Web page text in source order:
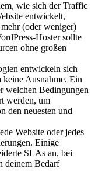
wie sich der Traffic
entwickelt,
(oder weniger)
Hoster sollte
ohne großen
entwickeln sich
Ausnahme. Ein
welchen Bedingungen
werden, um
den neuesten und
Website oder jedes
Einige
SLAs an, bei
deinem Bedarf